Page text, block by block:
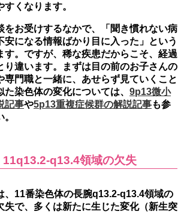
くなります。
をお受けするなかで、「聞き慣れない病
安になる情報ばかり目に入った」という
す。ですが、稀な疾患だからこそ、経過
り違います。まずは目の前のお子さんの
専門職と一緒に、あせらず見ていくこと
染色体の変化については、 9p13微小
記事や5p13重複症候群の解説記事も参
11q13.2-q13.4領域の欠失
、11番染色体の長腕q13.2-q13.4領域の
失で、多くは新たに生じた変化（新生突